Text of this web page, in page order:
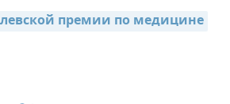
премии по медицине